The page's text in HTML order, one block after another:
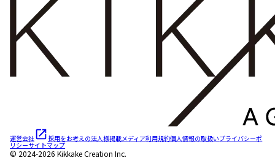
運営会社 採用をお考えの法人様掲載メディア利用規約個人情報の取扱いプライバシーポ
リシーサイトマップ
© 2024-2026 Kikkake Creation Inc.